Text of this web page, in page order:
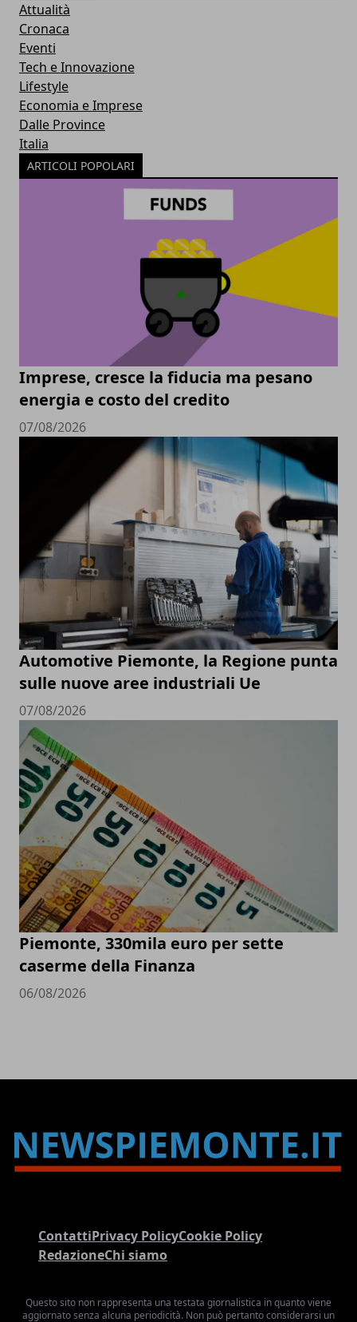
Attualità
Cronaca
Eventi
Tech e Innovazione
Lifestyle
Economia e Imprese
Dalle Province
Italia
ARTICOLI POPOLARI
Imprese, cresce la fiducia ma pesano
energia e costo del credito
07/08/2026
Automotive Piemonte, la Regione punta
sulle nuove aree industriali Ue
07/08/2026
Piemonte, 330mila euro per sette
caserme della Finanza
06/08/2026
ContattiPrivacy PolicyCookie Policy
RedazioneChi siamo
Questo sito non rappresenta una testata giornalistica in quanto viene
aggiornato senza alcuna periodicità. Non può pertanto considerarsi un